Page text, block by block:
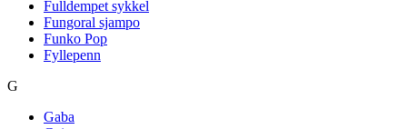
Fulldempet sykkel
Fungoral sjampo
Funko Pop
Fyllepenn
G
Gaba